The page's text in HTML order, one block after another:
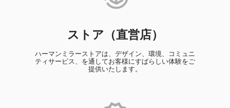
ストア（直営店）
ハーマンミラーストアは、デザイン、環境、コミュニ
ティサービス、を通してお客様にすばらしい体験をご
提供いたします。